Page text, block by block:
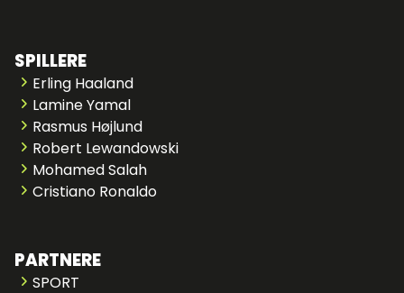
SPILLERE
Erling Haaland
Lamine Yamal
Rasmus Højlund
Robert Lewandowski
Mohamed Salah
Cristiano Ronaldo
PARTNERE
SPORT